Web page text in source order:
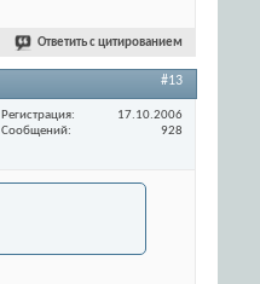
Ответить с цитированием
#13
Регистрация
17.10.2006
Сообщений
928